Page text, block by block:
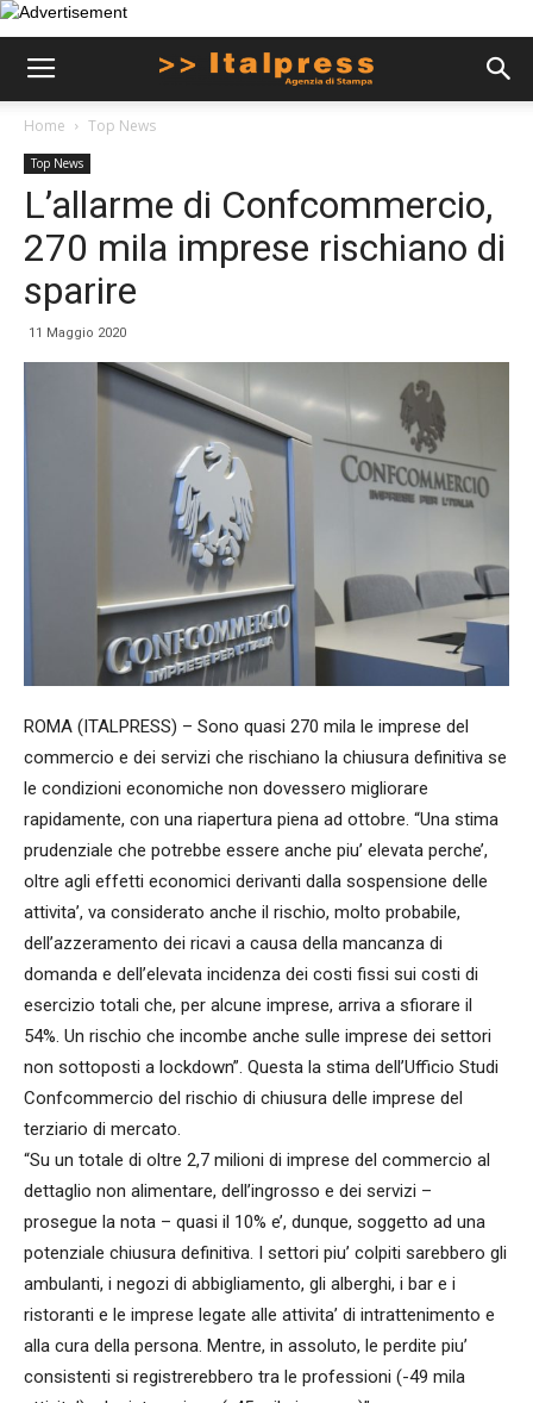
Home Top News
Top News
L’allarme di Confcommercio,
270 mila imprese rischiano di
sparire
11 Maggio 2020
ROMA (ITALPRESS) – Sono quasi 270 mila le imprese del
commercio e dei servizi che rischiano la chiusura definitiva se
le condizioni economiche non dovessero migliorare
rapidamente, con una riapertura piena ad ottobre. “Una stima
prudenziale che potrebbe essere anche piu’ elevata perche’,
oltre agli effetti economici derivanti dalla sospensione delle
attivita’, va considerato anche il rischio, molto probabile,
dell’azzeramento dei ricavi a causa della mancanza di
domanda e dell’elevata incidenza dei costi fissi sui costi di
esercizio totali che, per alcune imprese, arriva a sfiorare il
54%. Un rischio che incombe anche sulle imprese dei settori
non sottoposti a lockdown”. Questa la stima dell’Ufficio Studi
Confcommercio del rischio di chiusura delle imprese del
terziario di mercato.
“Su un totale di oltre 2,7 milioni di imprese del commercio al
dettaglio non alimentare, dell’ingrosso e dei servizi –
prosegue la nota – quasi il 10% e’, dunque, soggetto ad una
potenziale chiusura definitiva. I settori piu’ colpiti sarebbero gli
ambulanti, i negozi di abbigliamento, gli alberghi, i bar e i
ristoranti e le imprese legate alle attivita’ di intrattenimento e
alla cura della persona. Mentre, in assoluto, le perdite piu’
consistenti si registrerebbero tra le professioni (-49 mila